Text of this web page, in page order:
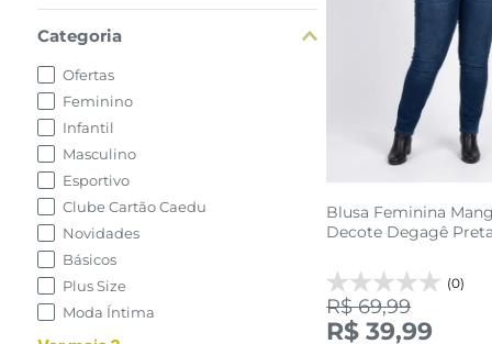
Categoria
Ofertas
Feminino
Infantil
Masculino
Esportivo
Clube Cartão Caedu
Novidades
Básicos
Plus Size
Moda Íntima
G1 G2
adicionar a
Blusa Feminina
Decote Degagê Preta
(0)
R$ 69,99
R$ 39,99